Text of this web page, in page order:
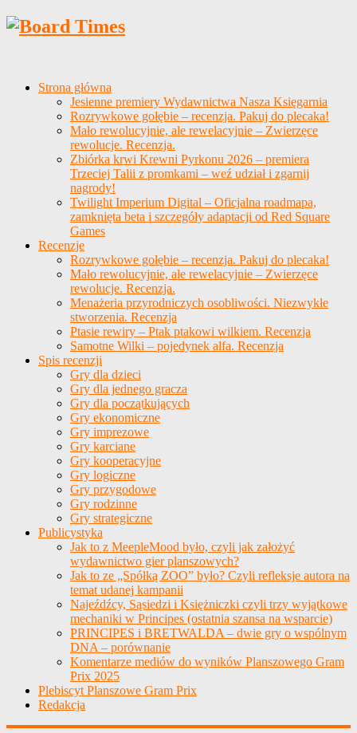
Strona główna
Jesienne premiery Wydawnictwa Nasza Księgarnia
Rozrywkowe gołębie – recenzja. Pakuj do plecaka!
Mało rewolucyjnie, ale rewelacyjnie – Zwierzęce
rewolucje. Recenzja.
Zbiórka krwi Krewni Pyrkonu 2026 – premiera
Trzeciej Talii z promkami – weź udział i zgarnij
nagrody!
Twilight Imperium Digital – Oficjalna roadmapa,
zamknięta beta i szczegóły adaptacji od Red Square
Games
Recenzje
Rozrywkowe gołębie – recenzja. Pakuj do plecaka!
Mało rewolucyjnie, ale rewelacyjnie – Zwierzęce
rewolucje. Recenzja.
Menażeria przyrodniczych osobliwości. Niezwykłe
stworzenia. Recenzja
Ptasie rewiry – Ptak ptakowi wilkiem. Recenzja
Samotne Wilki – pojedynek alfa. Recenzja
Spis recenzji
Gry dla dzieci
Gry dla jednego gracza
Gry dla początkujących
Gry ekonomiczne
Gry imprezowe
Gry karciane
Gry kooperacyjne
Gry logiczne
Gry przygodowe
Gry rodzinne
Gry strategiczne
Publicystyka
Jak to z MeepleMood było, czyli jak założyć
wydawnictwo gier planszowych?
Jak to ze „Spółką ZOO” było? Czyli refleksje autora na
temat udanej kampanii
Najeźdźcy, Sąsiedzi i Księżniczki czyli trzy wyjątkowe
mechaniki w Principes (ostatnia szansa na wsparcie)
PRINCIPES i BRETWALDA – dwie gry o wspólnym
DNA – porównanie
Komentarze mediów do wyników Planszowego Gram
Prix 2025
Plebiscyt Planszowe Gram Prix
Redakcja